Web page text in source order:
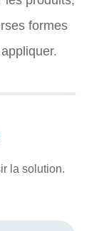
formes
la solution.